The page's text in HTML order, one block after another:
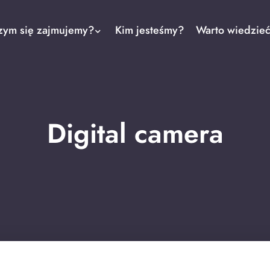
się zajmujemy? Kim jesteśmy? Warto wiedzieć
Digital camera